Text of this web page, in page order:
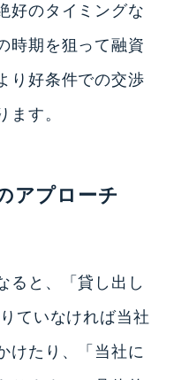
好のタイミングな
時期を狙って融資
り好条件での交渉
ます。
アプローチ
ると、「貸し出し
ていなければ当社
けたり、「当社に